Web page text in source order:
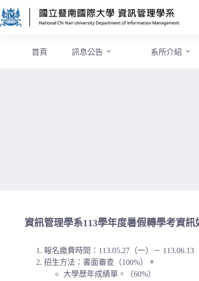
首頁 訊息公告 系所介紹
資訊管理學系113學年度暑假轉學考資訊
報名繳費時間：113.05.27（一）－ 113.06.13
招生方法：書面審查（100%）
。
大學歷年成績單。（60%）